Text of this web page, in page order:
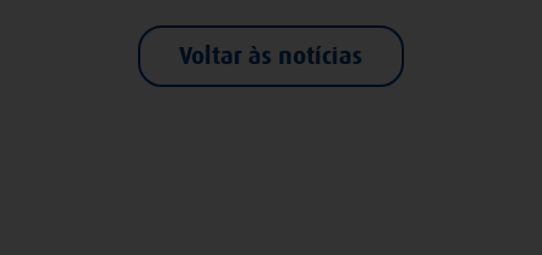
Voltar às notícias